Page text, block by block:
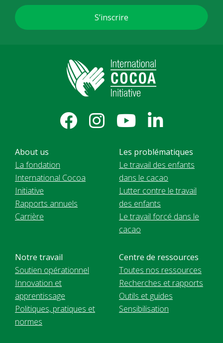
About us
La fondation
International Cocoa
Initiative
Rapports annuels
Carrière
Les problématiques
Le travail des enfants
dans le cacao
Lutter contre le travail
des enfants
Le travail forcé dans le
cacao
Notre travail
Soutien opérationnel
Innovation et
apprentissage
Politiques, pratiques et
normes
Centre de ressources
Toutes nos ressources
Recherches et rapports
Outils et guides
Sensibilisation